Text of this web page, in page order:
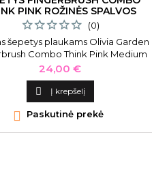
PINK ROŽINĖS SPALVOS
(0)
šepetys plaukams Olivia Garden
Combo Think Pink Medium
Pink OG1844, rožinės spalvos
Kaina
24,00 €
 Į krepšelį
 Paskutinė prekė